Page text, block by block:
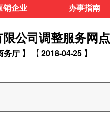
销企业 办事指南
公司调整服务网点
务厅 】 【 2018-04-25 】